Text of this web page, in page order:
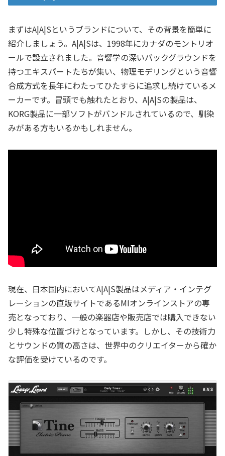
まずはA|A|Sというブランドについて、その背景を簡単に
紹介しましょう。A|A|Sは、1998年にカナダのモントリオ
ールで設立されました。音響学の深いバックグラウンドを
持つエキスパートたちが集い、物理モデリングという音響
合成方式を長年にわたってひたすらに追求し続けているメ
ーカーです。冒頭でも触れたとおり、A|A|Sの製品は、
KORG製品に一部ソフトがバンドルされているので、馴染
みがある方もいるかもしれません。
現在、日本国内においてA|A|S製品はメディア・インテグ
レーションの直販サイトであるMIオンラインストアの専
売となっており、一般の楽器店や販売店では購入できない
少し特殊な位置づけとなっています。しかし、その技術力
とサウンドの質の高さは、世界中のクリエイターから確か
な評価を受けているのです。